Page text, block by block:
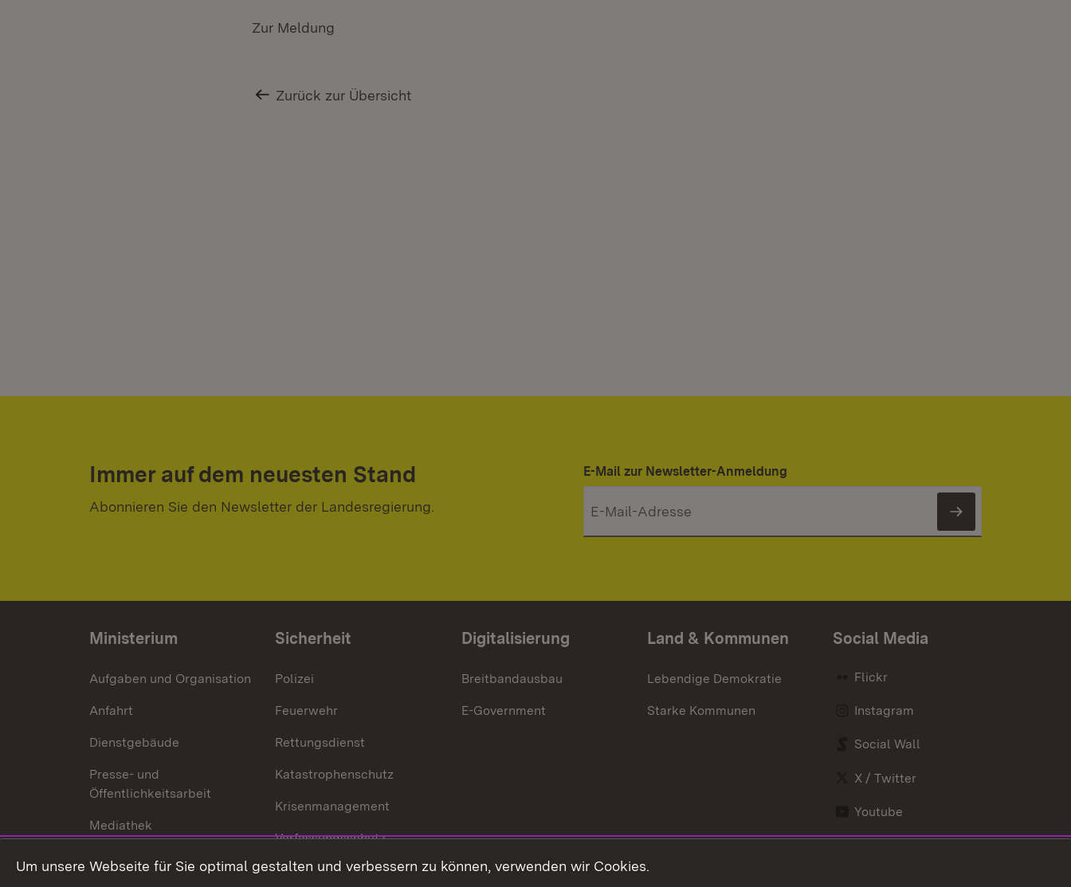
Zur Meldung
Zurück zur Übersicht
Immer auf dem neuesten Stand
Abonnieren Sie den Newsletter der Landesregierung.
E-Mail zur Newsletter-Anmeldung
Newsletter
Ministerium
Aufgaben und Organisation
Anfahrt
Dienstgebäude
Presse- und
Öffentlichkeitsarbeit
Mediathek
Publikationen
Sicherheit
Polizei
Feuerwehr
Rettungsdienst
Katastrophenschutz
Krisenmanagement
Verfassungsschutz
Datenschutz
Digitalisierung
Breitbandausbau
E-Government
Land & Kommunen
Lebendige Demokratie
Starke Kommunen
Social Media
Flickr
Instagram
Social Wall
X / Twitter
Youtube
Um unsere Webseite für Sie optimal gestalten und verbessern zu können, verwenden wir Cookies.